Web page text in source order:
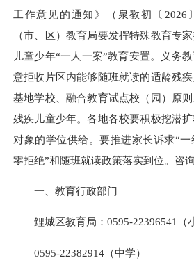
工作意见的通知》（泉教初〔2026
（市、区）教育局要发挥特殊教育专
儿童少年“一人一案”教育安置。义务
意拒收片区内能够随班就读的适龄残
基地学校、融合教育试点校（园）原
残疾儿童少年。各地各校要积极挖潜
对象的学位供给。要推进家长诉求“一
零拒绝”和随班就读政策落实到位。咨
一、教育行政部门
鲤城区教育局：0595-22396541（小
0595-22382914（中学）